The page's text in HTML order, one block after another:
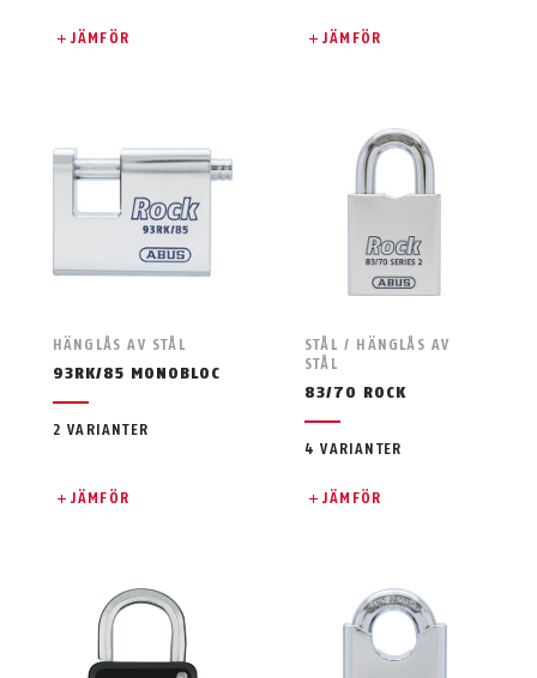
JÄMFÖR JÄMFÖR
HÄNGLÅS AV STÅL
93RK/85 MONOBLOC
2 VARIANTER
JÄMFÖR
STÅL / HÄNGLÅS AV
STÅL
83/70 ROCK
4 VARIANTER
JÄMFÖR